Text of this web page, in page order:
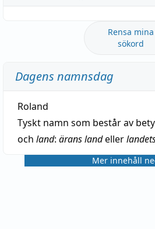
Rensa mina
sökord
Dagens namnsdag
Roland
Tyskt namn som består av
och land: ärans landeller
Mer innehåll